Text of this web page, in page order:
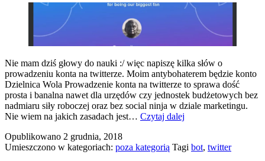
Nie mam dziś głowy do nauki :/ więc napiszę kilka słów o
prowadzeniu konta na twitterze. Moim antybohaterem będzie konto
Dzielnica Wola Prowadzenie konta na twitterze to sprawa dość
prosta i banalna nawet dla urzędów czy jednostek budżetowych bez
nadmiaru siły roboczej oraz bez social ninja w dziale marketingu.
Nie wiem na jakich zasadach jest… Czytaj dalej
umieć
Opublikowano 2 grudnia, 2018
Umieszczono w kategoriach: poza kategorią Tagi bot, twitter